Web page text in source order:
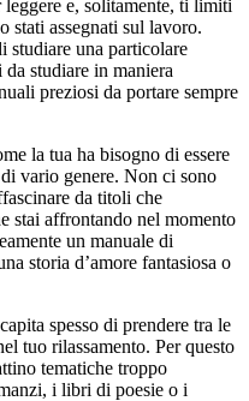
e, solitamente, ti limiti
stati assegnati sul lavoro.
studiare una particolare
studiare in maniera
preziosi da portare sempre
la tua ha bisogno di essere
vario genere. Non ci sono
da titoli che
stai affrontando nel momento
un manuale di
storia d’amore fantasiosa o
spesso di prendere tra le
tuo rilassamento. Per questo
tematiche troppo
i libri di poesie o i